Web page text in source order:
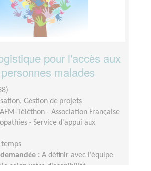
pour l'accès aux
malades
Gestion de projets
AFM-Téléthon - Association Française
- Service d'appui aux
temps
: A définir avec l'équipe
selon votre disponibilité